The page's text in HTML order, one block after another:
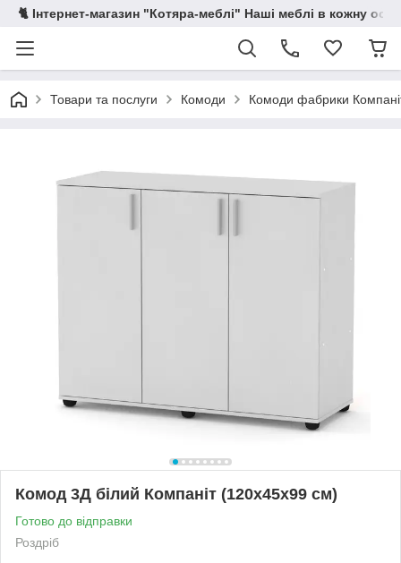
🐈 Інтернет-магазин "Котяра-меблі" Наші меблі в кожну
Товари та послуги Комоди Комоди фабрики
Комод 3Д білий Компаніт (120х45х99 см)
Готово до відправки
Роздріб